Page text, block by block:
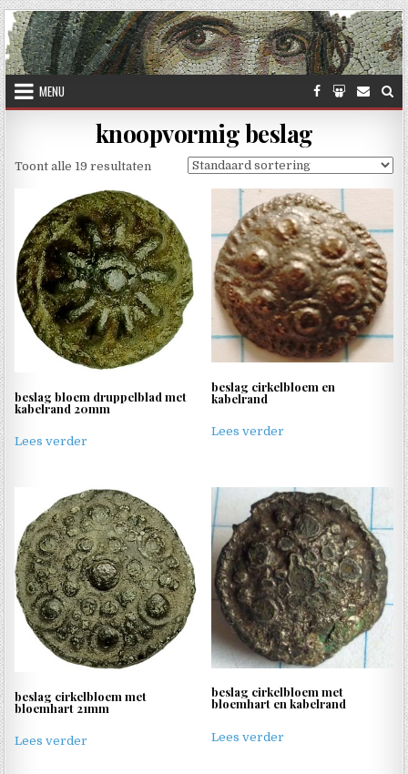
Skip to content
MENU
knoopvormig beslag
Toont alle 19 resultaten
beslag bloem druppelblad met
kabelrand 20mm
Lees verder
beslag cirkelbloem en
kabelrand
Lees verder
beslag cirkelbloem met
bloemhart 21mm
Lees verder
beslag cirkelbloem met
bloemhart en kabelrand
Lees verder